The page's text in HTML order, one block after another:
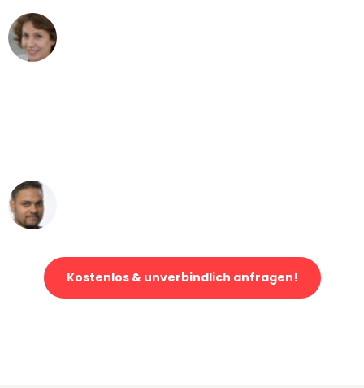
Kostenlos & unverbindlich anfragen!